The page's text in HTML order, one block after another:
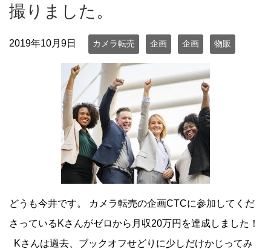
撮りました。
2019年10月9日 カメラ転売 企画 企画 物販
どうも今井です。 カメラ転売の企画CTCに参加してくだ
さっているKさんがゼロから月収20万円を達成しました！
Kさんは過去、ブックオフせどりに少しだけかじってみ